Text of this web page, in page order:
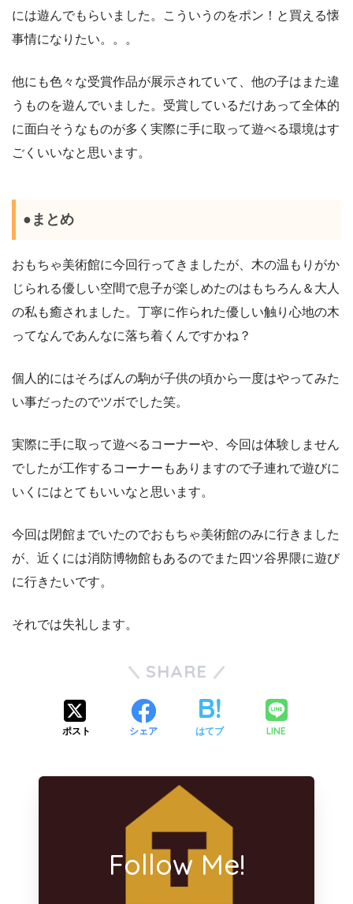
には遊んでもらいました。こういうのをポン！と買える懐
事情になりたい。。。
他にも色々な受賞作品が展示されていて、他の子はまた違
うものを遊んでいました。受賞しているだけあって全体的
に面白そうなものが多く実際に手に取って遊べる環境はす
ごくいいなと思います。
●まとめ
おもちゃ美術館に今回行ってきましたが、木の温もりがか
じられる優しい空間で息子が楽しめたのはもちろん＆大人
の私も癒されました。丁寧に作られた優しい触り心地の木
ってなんであんなに落ち着くんですかね？
個人的にはそろばんの駒が子供の頃から一度はやってみた
い事だったのでツボでした笑。
実際に手に取って遊べるコーナーや、今回は体験しません
でしたが工作するコーナーもありますので子連れで遊びに
いくにはとてもいいなと思います。
今回は閉館までいたのでおもちゃ美術館のみに行きました
が、近くには消防博物館もあるのでまた四ツ谷界隈に遊び
に行きたいです。
それでは失礼します。
SHARE
ポスト シェア はてブ LINE
Follow Me!